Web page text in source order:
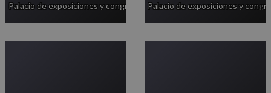
Palacio de exposiciones y congresos Palacio de exposiciones y